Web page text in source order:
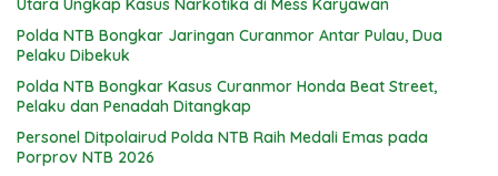
Utara Ungkap Kasus Narkotika di Mess Karyawan
Polda NTB Bongkar Jaringan Curanmor Antar Pulau, Dua
Pelaku Dibekuk
Polda NTB Bongkar Kasus Curanmor Honda Beat Street,
Pelaku dan Penadah Ditangkap
Personel Ditpolairud Polda NTB Raih Medali Emas pada
Porprov NTB 2026